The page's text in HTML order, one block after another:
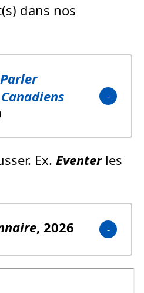
dans nos
Ex. Eventerles
, 2026